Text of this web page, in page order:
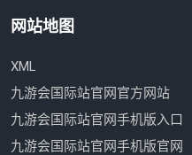
网站地图
XML
九游会国际站官网官方网站
九游会国际站官网手机版入口
九游会国际站官网手机版官网